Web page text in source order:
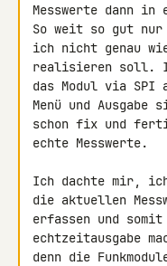
Messwerte dann in
So weit so gut nur
ich nicht genau
realisieren soll.
das Modul via
Menü und Ausgabe
schon fix und
echte Messwerte.
Ich dachte mir,
die aktuellen
erfassen und
echtzeitausgabe
denn die